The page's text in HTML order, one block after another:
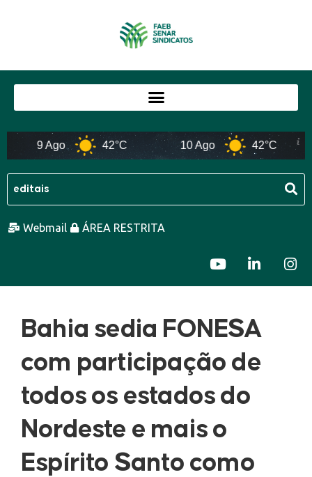
9 Ago 42°C 10 Ago 42°C
Webmail ÁREA RESTRITA
Bahia sedia FONESA
com participação de
todos os estados do
Nordeste e mais o
Espírito Santo como